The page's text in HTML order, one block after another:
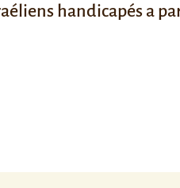
handicapés a